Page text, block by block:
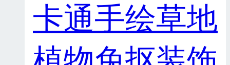
卡通手绘草地